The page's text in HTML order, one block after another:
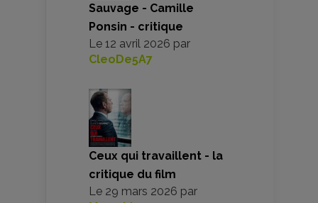
Sauvage - Camille
Ponsin - critique
Le 12 avril 2026 par
CleoDe5A7
Ceux qui travaillent - la
critique du film
Le 29 mars 2026 par